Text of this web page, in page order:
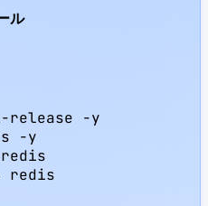
ル
release -y
-y
redis